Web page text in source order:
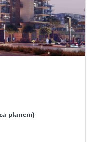
planem)